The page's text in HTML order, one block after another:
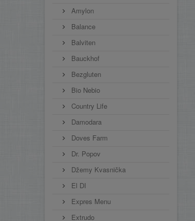
Amylon
Balance
Balviten
Bauckhof
Bezgluten
Bio Nebio
Country Life
Damodara
Doves Farm
Dr. Popov
Džemy Kvasnička
El DI
Expres Menu
Extrudo